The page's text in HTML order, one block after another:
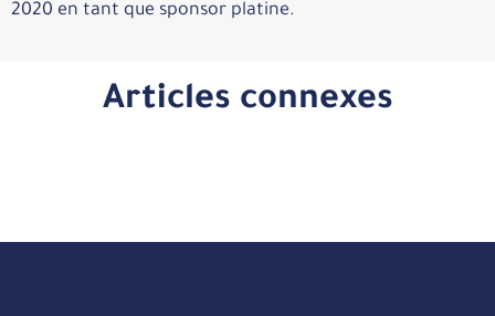
2020 en tant que sponsor platine.
Articles connexes